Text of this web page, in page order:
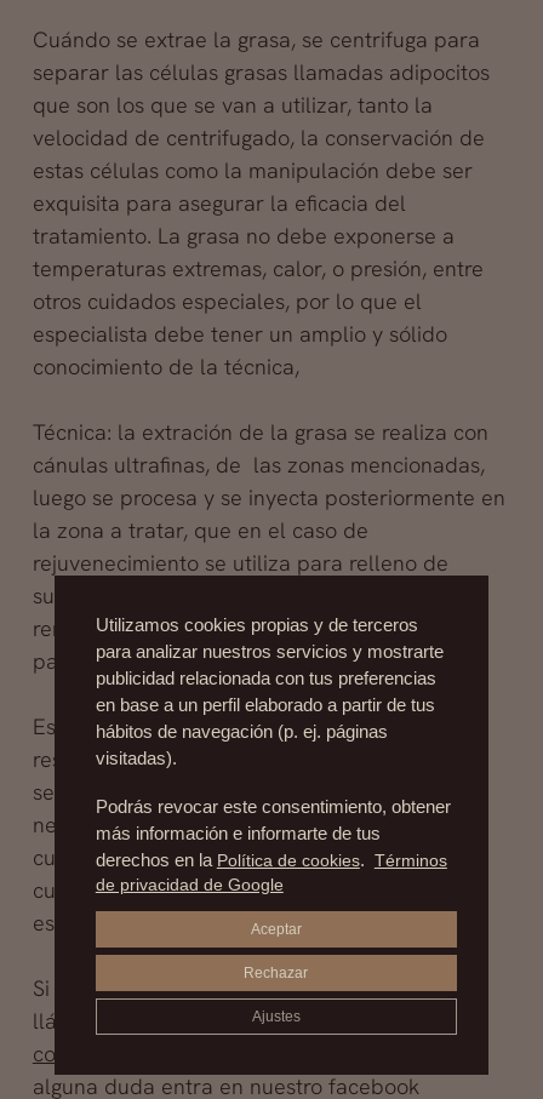
Cuándo se extrae la grasa, se centrifuga para
separar las células grasas llamadas adipocitos
que son los que se van a utilizar, tanto la
velocidad de centrifugado, la conservación de
estas células como la manipulación debe ser
exquisita para asegurar la eficacia del
tratamiento. La grasa no debe exponerse a
temperaturas extremas, calor, o presión, entre
otros cuidados especiales, por lo que el
especialista debe tener un amplio y sólido
conocimiento de la técnica,
Técnica: la extración de la grasa se realiza con
cánulas ultrafinas, de las zonas mencionadas,
luego se procesa y se inyecta posteriormente en
la zona a tratar, que en el caso de
rejuvenecimiento se utiliza para relleno de
surcos, depresiones, aumento de pómulos,
remodelado del contorno facial, y en general
para pequeños retoques.
Esta práctica médica es muy eficaz, con
resultados excelentes, se realiza en una solo
sesión y el paciente no deja de trabajar ni
necesita tiempo de recuperación en casa. Los
cuidados posteriores son los habituales para
cualquier procedimiento y el médico
especialista será quien lo indique.
Si deseas pedir tu cita con nuestro experto,
llámanos al 91 554 09 24/ 91 535 26 86 o a
contacto@drfernandezblanco.com
alguna duda entra en nuestro facebook
Utilizamos cookies propias y de terceros
para analizar nuestros servicios y mostrarte
publicidad relacionada con tus preferencias
en base a un perfil elaborado a partir de tus
hábitos de navegación (p. ej. páginas
visitadas).
Podrás revocar este consentimiento, obtener
más información e informarte de tus
derechos en la Política de cookies. Términos
de privacidad de Google
Aceptar
Rechazar
Ajustes